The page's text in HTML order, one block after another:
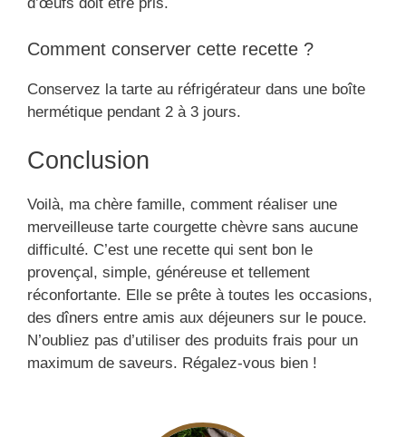
d’œufs doit être pris.
Comment conserver cette recette ?
Conservez la tarte au réfrigérateur dans une boîte
hermétique pendant 2 à 3 jours.
Conclusion
Voilà, ma chère famille, comment réaliser une
merveilleuse tarte courgette chèvre sans aucune
difficulté. C’est une recette qui sent bon le
provençal, simple, généreuse et tellement
réconfortante. Elle se prête à toutes les occasions,
des dîners entre amis aux déjeuners sur le pouce.
N’oubliez pas d’utiliser des produits frais pour un
maximum de saveurs. Régalez-vous bien !